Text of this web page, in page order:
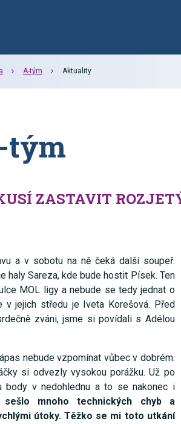
A-tým Aktuality
tým
ZASTAVIT
a v sobotu na ně čeká další soupeř.
haly Sareza, kde bude hostit Písek. Ten
MOL ligy a nebude se tedy jednat o
jejich středu je Iveta Korešová. Před
zváni, jsme si povídali s Adélou
nebude vzpomínat vůbec v dobrém.
si odvezly vysokou porážku. Už po
body v nedohlednu a to se nakonec i
mnoho technických chyb a
útoky. Těžko se mi toto utkání